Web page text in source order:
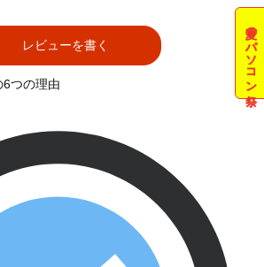
レビューを書く 夏のパソコン祭
つの理由